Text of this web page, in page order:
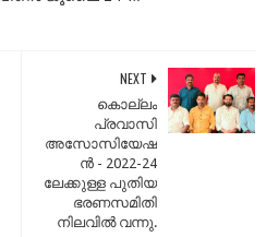
NEXT
കൊല്ലം
പ്രവാസി
അസോസിയേഷ
ൻ - 2022-24
ലേക്കുള്ള പുതിയ
ഭരണസമിതി
നിലവിൽ വന്നു.